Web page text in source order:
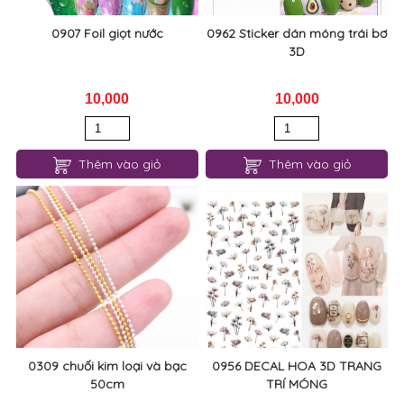
0907 Foil giọt nước
10,000
Thêm vào giỏ
0962 Sticker dán móng trái bơ
3D
10,000
Thêm vào giỏ
0309 chuối kim loại và bạc
50cm
0956 DECAL HOA 3D TRANG
TRÍ MÓNG